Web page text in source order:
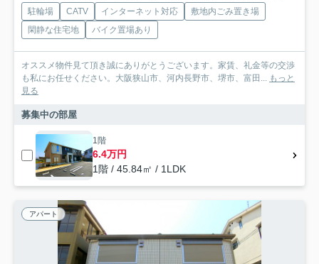
駐輪場 CATV インターネット対応
敷地内ごみ置き場
閑静な住宅地
バイク置場あり
オススメ物件見て頂き誠にありがとうございます。家賃、礼金等の交渉
も私にお任せください。大阪狭山市、河内長野市、堺市、富田... もっと
見る
募集中の部屋
1階
6.4万円
1階 / 45.84㎡ / 1LDK
アパート